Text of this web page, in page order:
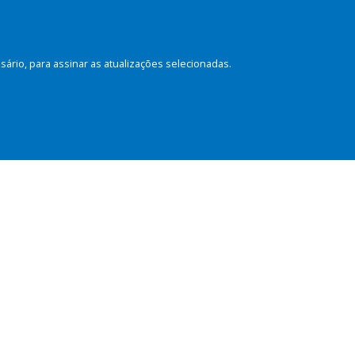
para assinar as atualizações selecionadas.